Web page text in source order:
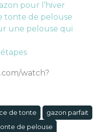
pour l’hiver
tonte de pelouse
une pelouse qui
watch?
de tonte
gazon parfait
de pelouse